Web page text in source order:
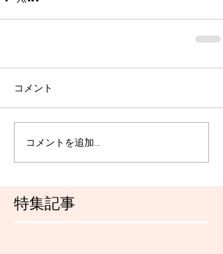
特集記事
コメント
コメントを追加…